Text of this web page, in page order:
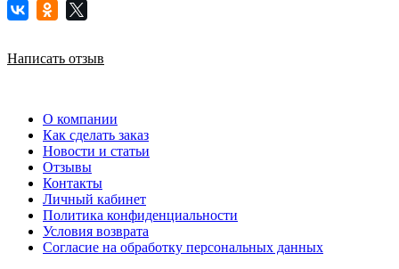
Написать отзыв
О компании
Как сделать заказ
Новости и статьи
Отзывы
Контакты
Личный кабинет
Политика конфиденциальности
Условия возврата
Согласие на обработку персональных данных